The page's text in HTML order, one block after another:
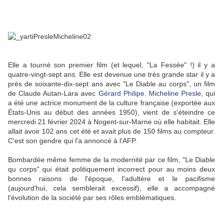
Elle a tourné son premier film (et lequel,"La Fessée" !) il y a
quatre-vingt-sept ans. Elle est devenue une très grande star il y a
près de soixante-dix-sept ans avec "Le Diable au corps", un film
de Claude Autan-Lara avec Gérard Philipe. Micheline Presle, qui
a été une actrice monument de la culture française (exportée aux
États-Unis au début des années 1950), vient de s'éteindre ce
mercredi 21 février 2024 à Nogent-sur-Marne où elle habitait. Elle
allait avoir 102 ans cet été et avait plus de 150 films au compteur.
C'est son gendre qui l'a annoncé à l'AFP.
Bombardée même femme de la modernité par ce film, "Le Diable
qu corps" qui était politiquement incorrect pour au moins deux
bonnes raisons de l'époque, l'adultère et le pacifisme
(aujourd'hui, cela semblerait excessif), elle a accompagné
l'évolution de la société par ses rôles emblématiques.